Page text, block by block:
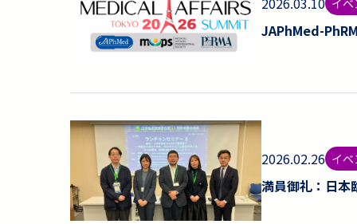
JAPhMed-
2026.02.26 イ
満員御礼：日本